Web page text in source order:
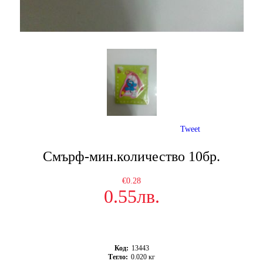
Смърф-мин.количество 10бр.
€0.28
0.55лв.
Код: 13443
Тегло: 0.020 кг
Tweet